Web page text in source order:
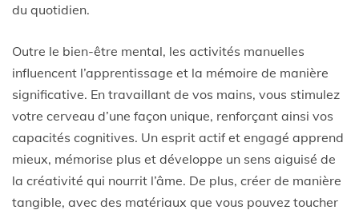
du quotidien.
Outre le bien-être mental, les activités manuelles
influencent l’apprentissage et la mémoire de manière
significative. En travaillant de vos mains, vous stimulez
votre cerveau d’une façon unique, renforçant ainsi vos
capacités cognitives. Un esprit actif et engagé apprend
mieux, mémorise plus et développe un sens aiguisé de
la créativité qui nourrit l’âme. De plus, créer de manière
tangible, avec des matériaux que vous pouvez toucher